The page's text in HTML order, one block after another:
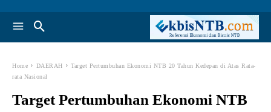
Home DAERAH
Target Pertumbuhan Ekonomi NTB 20 Tahun Kedepan di Atas Rata-
rata Nasional
Target Pertumbuhan Ekonomi NTB